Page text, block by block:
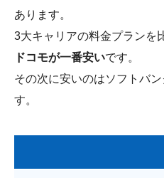
あります。
3大キャリアの料金プランを
ドコモが一番安いです。
その次に安いのはソフトバ
す。